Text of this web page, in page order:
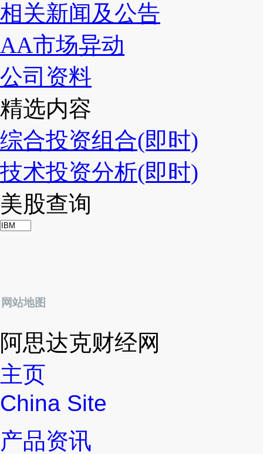
相关新闻及公告
AA市场异动
公司资料
精选内容
综合投资组合(即时)
技术投资分析(即时)
美股查询
网站地图
阿思达克财经网
主页
China Site
产品资讯